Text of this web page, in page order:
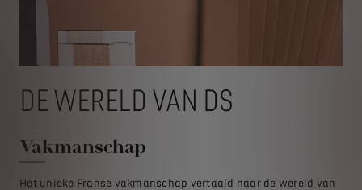
DE WERELD VAN DS
Vakmanschap
Het unieke Franse vakmanschap vertaald naar de wereld van